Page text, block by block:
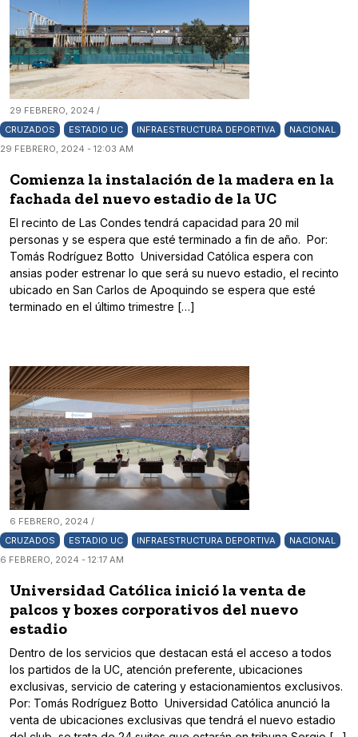
29 FEBRERO, 2024 /
CRUZADOS
ESTADIO UC INFRAESTRUCTURA DEPORTIVA
NACIONAL
29 FEBRERO, 2024 - 12:03 AM
Comienza la instalación de la madera en la
fachada del nuevo estadio de la UC
El recinto de Las Condes tendrá capacidad para 20 mil
personas y se espera que esté terminado a fin de año. Por:
Tomás Rodríguez Botto Universidad Católica espera con
ansias poder estrenar lo que será su nuevo estadio, el recinto
ubicado en San Carlos de Apoquindo se espera que esté
terminado en el último trimestre […]
6 FEBRERO, 2024 /
CRUZADOS
ESTADIO UC INFRAESTRUCTURA DEPORTIVA
NACIONAL
6 FEBRERO, 2024 - 12:17 AM
Universidad Católica inició la venta de
palcos y boxes corporativos del nuevo
estadio
Dentro de los servicios que destacan está el acceso a todos
los partidos de la UC, atención preferente, ubicaciones
exclusivas, servicio de catering y estacionamientos exclusivos.
Por: Tomás Rodríguez Botto Universidad Católica anunció la
venta de ubicaciones exclusivas que tendrá el nuevo estadio